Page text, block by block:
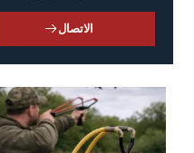
الاتصال